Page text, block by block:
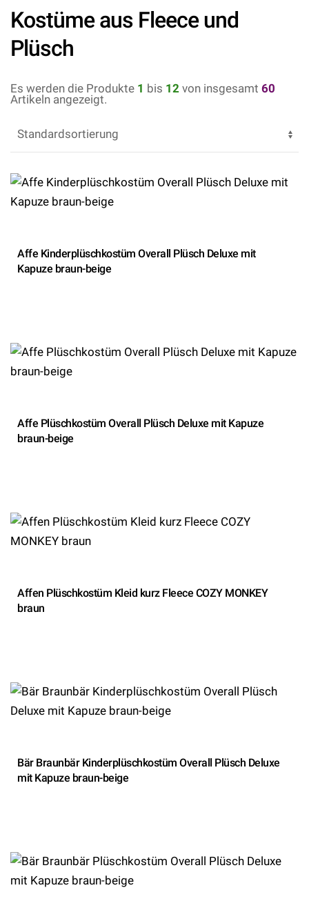
Kostüme aus Fleece und
Plüsch
Es werden die Produkte 1 bis 12 von insgesamt 60
Artikeln angezeigt.
Affe Kinderplüschkostüm Overall Plüsch Deluxe mit
Kapuze braun-beige
Affe Plüschkostüm Overall Plüsch Deluxe mit Kapuze
braun-beige
Affen Plüschkostüm Kleid kurz Fleece COZY MONKEY
braun
Bär Braunbär Kinderplüschkostüm Overall Plüsch Deluxe
mit Kapuze braun-beige